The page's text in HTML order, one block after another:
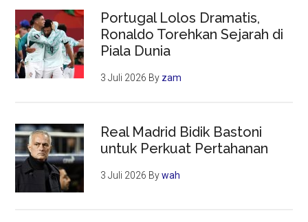
Portugal Lolos Dramatis,
Ronaldo Torehkan Sejarah di
Piala Dunia
3 Juli 2026 By zam
Real Madrid Bidik Bastoni
untuk Perkuat Pertahanan
3 Juli 2026 Bywah